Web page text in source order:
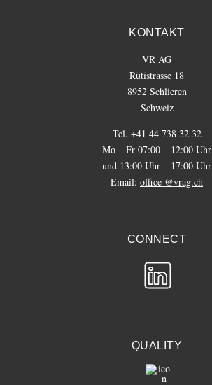
KONTAKT
VR AG
Rütistrasse 18
8952 Schlieren
Schweiz
Tel. +41 44 738 32 32
Mo – Fr 07:00 – 12:00 Uhr
und 13:00 Uhr – 17:00 Uhr
Email: office @vrag.ch
CONNECT
QUALITY